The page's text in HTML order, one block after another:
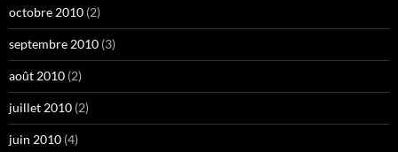
octobre 2010 (2)
septembre 2010 (3)
août 2010 (2)
juillet 2010 (2)
juin 2010 (4)